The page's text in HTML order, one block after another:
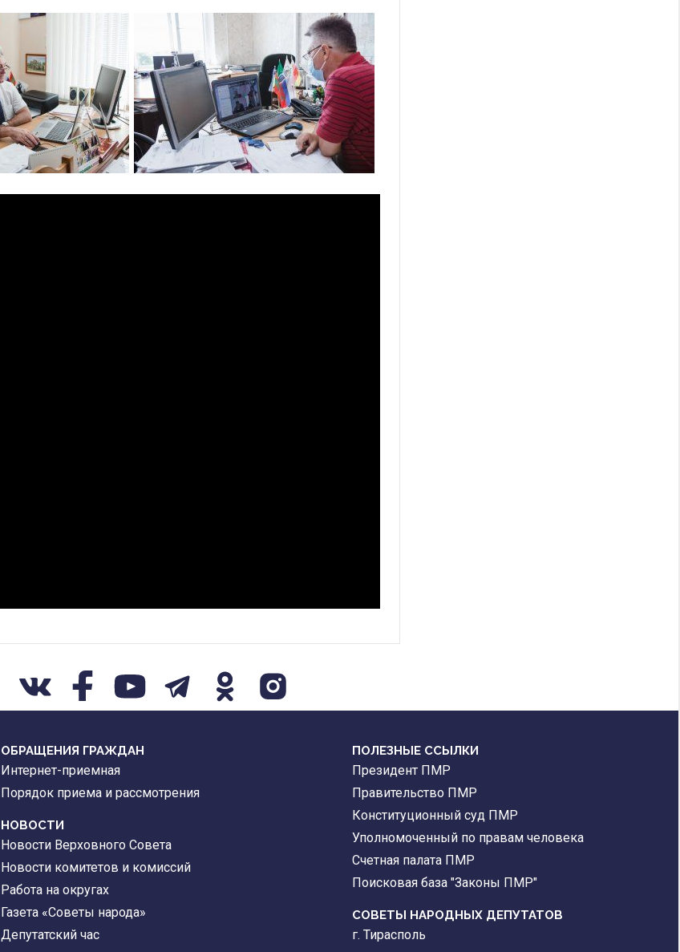
ОБРАЩЕНИЯ ГРАЖДАН
Интернет-приемная
Порядок приема и рассмотрения
НОВОСТИ
Новости Верховного Совета
Новости комитетов и комиссий
Работа на округах
Газета «Советы народа»
Депутатский час
ПОЛЕЗНЫЕ ССЫЛКИ
Президент ПМР
Правительство ПМР
Конституционный суд ПМР
Уполномоченный по правам человека
Счетная палата ПМР
Поисковая база "Законы ПМР"
СОВЕТЫ НАРОДНЫХ ДЕПУТАТОВ
г. Тирасполь